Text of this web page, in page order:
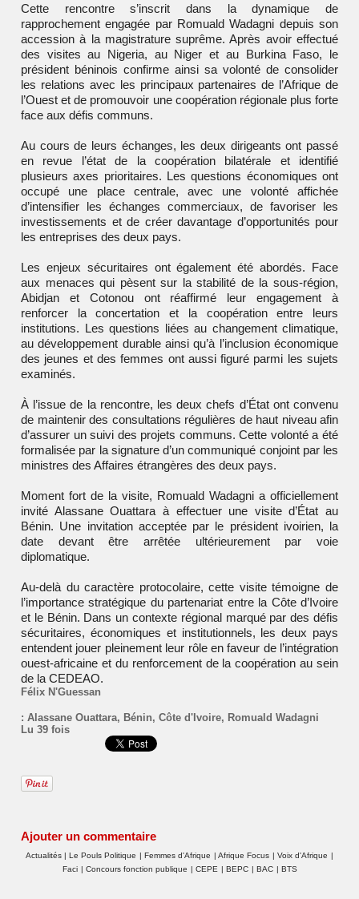
Cette rencontre s’inscrit dans la dynamique de
rapprochement engagée par Romuald Wadagni depuis son
accession à la magistrature suprême. Après avoir effectué
des visites au Nigeria, au Niger et au Burkina Faso, le
président béninois confirme ainsi sa volonté de consolider
les relations avec les principaux partenaires de l’Afrique de
l’Ouest et de promouvoir une coopération régionale plus forte
face aux défis communs.
Au cours de leurs échanges, les deux dirigeants ont passé
en revue l’état de la coopération bilatérale et identifié
plusieurs axes prioritaires. Les questions économiques ont
occupé une place centrale, avec une volonté affichée
d’intensifier les échanges commerciaux, de favoriser les
investissements et de créer davantage d’opportunités pour
les entreprises des deux pays.
Les enjeux sécuritaires ont également été abordés. Face
aux menaces qui pèsent sur la stabilité de la sous-région,
Abidjan et Cotonou ont réaffirmé leur engagement à
renforcer la concertation et la coopération entre leurs
institutions. Les questions liées au changement climatique,
au développement durable ainsi qu’à l’inclusion économique
des jeunes et des femmes ont aussi figuré parmi les sujets
examinés.
À l’issue de la rencontre, les deux chefs d’État ont convenu
de maintenir des consultations régulières de haut niveau afin
d’assurer un suivi des projets communs. Cette volonté a été
formalisée par la signature d’un communiqué conjoint par les
ministres des Affaires étrangères des deux pays.
Moment fort de la visite, Romuald Wadagni a officiellement
invité Alassane Ouattara à effectuer une visite d’État au
Bénin. Une invitation acceptée par le président ivoirien, la
date devant être arrêtée ultérieurement par voie
diplomatique.
Au-delà du caractère protocolaire, cette visite témoigne de
l’importance stratégique du partenariat entre la Côte d’Ivoire
et le Bénin. Dans un contexte régional marqué par des défis
sécuritaires, économiques et institutionnels, les deux pays
entendent jouer pleinement leur rôle en faveur de l’intégration
ouest-africaine et du renforcement de la coopération au sein
de la CEDEAO.
Félix N'Guessan
: Alassane Ouattara, Bénin, Côte d'Ivoire, Romuald Wadagni
Lu 39 fois
Ajouter un commentaire
Actualités | Le Pouls Politique | Femmes d'Afrique | Afrique Focus | Voix d'Afrique |
Faci | Concours fonction publique | CEPE | BEPC | BAC | BTS